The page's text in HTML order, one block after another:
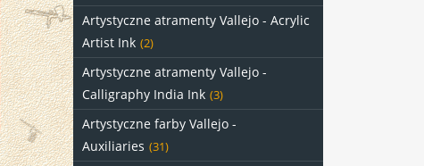
Artystyczne atramenty Vallejo - Acrylic
Artist Ink (2)
Artystyczne atramenty Vallejo -
Calligraphy India Ink (3)
Artystyczne farby Vallejo -
Auxiliaries (31)